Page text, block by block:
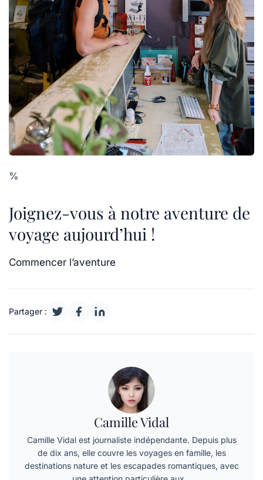
%
Joignez-vous à notre aventure de
voyage aujourd’hui !
Commencer l’aventure
Partager :
Camille Vidal
Camille Vidal est journaliste indépendante. Depuis plus
de dix ans, elle couvre les voyages en famille, les
destinations nature et les escapades romantiques, avec